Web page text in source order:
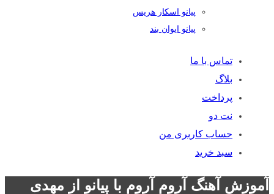
پیانو اسکار هریس
پیانو ایوان بند
تماس با ما
بلاگ
پرداخت
نت دو
حساب کاربری من
سبد خرید
آموزش آهنگ آروم آروم با پیانو از مهدی